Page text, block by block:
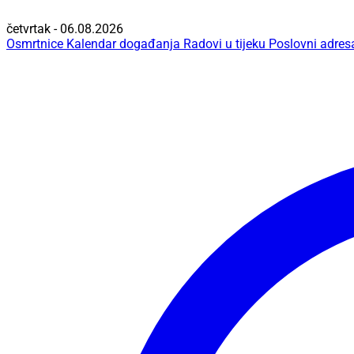
četvrtak - 06.08.2026
Osmrtnice Kalendar događanja Radovi u tijeku Poslovni